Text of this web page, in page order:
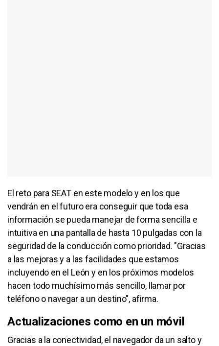
El reto para SEAT en este modelo y en los que
vendrán en el futuro era conseguir que toda esa
información se pueda manejar de forma sencilla e
intuitiva en una pantalla de hasta 10 pulgadas con la
seguridad de la conducción como prioridad. "Gracias
a las mejoras y a las facilidades que estamos
incluyendo en el León y en los próximos modelos
hacen todo muchísimo más sencillo, llamar por
teléfono o navegar a un destino", afirma.
Actualizaciones como en un móvil
Gracias a la conectividad, el navegador da un salto y